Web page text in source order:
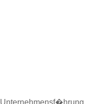
Unternehmensf�hrung